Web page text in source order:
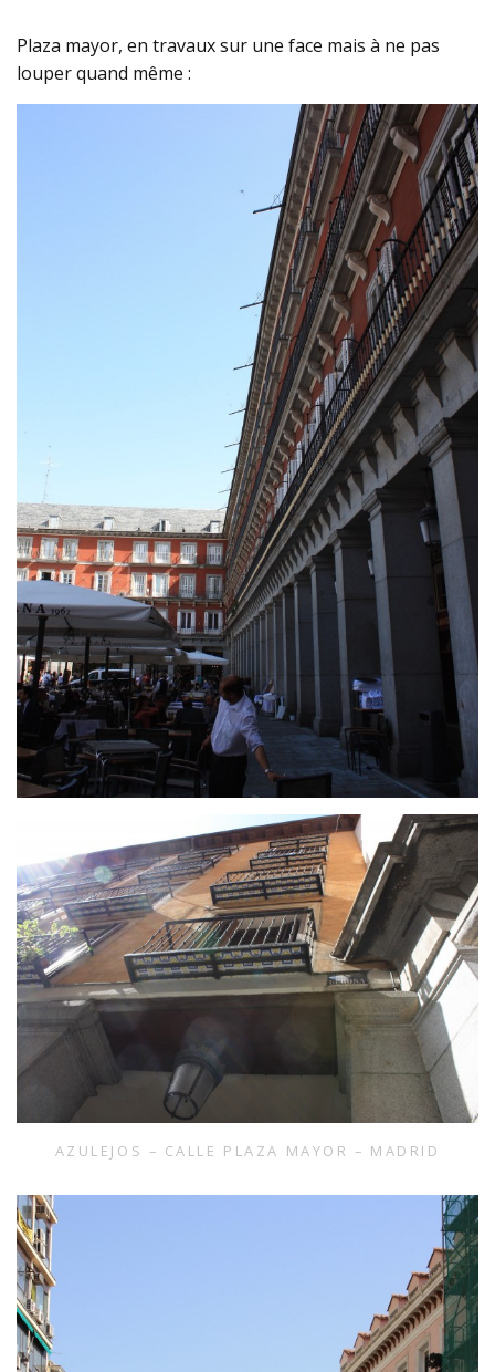
Plaza mayor, en travaux sur une face mais à ne pas
louper quand même :
AZULEJOS – CALLE PLAZA MAYOR – MADRID